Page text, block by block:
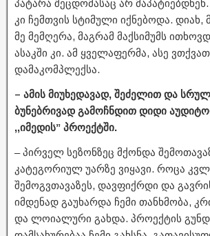
პატარა შეცდომასაც არ მაპატიებდნენ.
კი ჩემთვის სტიმული იქნებოდა.
მე მემღერა, მაგრამ მაქსიმუმს
ასაკში კი. ამ ყველაფერმა, ასე
დამაკომპლექსა.
– ამის მიუხედავად, შეძელით და
ბუნებრივად გამოჩნდით დიდი
,,იმედის” პროექტში.
– პირველ სეზონზეც მქონდა
კატეგორიულ უარზე ვიყავი. როცა
შემოგვთავაზეს, დავფიქრდი და
იმდენად გაუხარდა ჩემი თანხმობა,
და ლოიალური გახდა. პროექტის